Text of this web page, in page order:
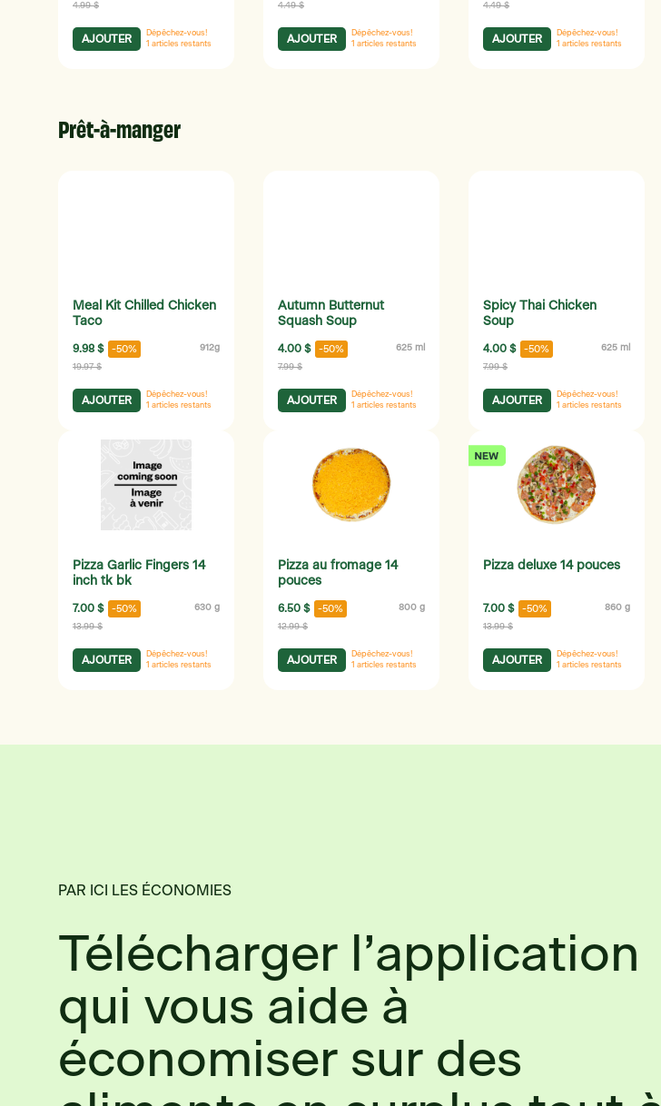
4.99 $
AJOUTER
Dépêchez-vous!
1 articles restants
4.49 $
AJOUTER
Dépêchez-vous!
1 articles restants
4.49 $
AJOUTER
Dépêchez-vous!
1 articles restants
Prêt-à-manger
Meal Kit Chilled Chicken
Taco
9.98 $ -50% 912g
19.97 $
AJOUTER
Dépêchez-vous!
1 articles restants
Autumn Butternut
Squash Soup
4.00 $ -50% 625 ml
7.99 $
AJOUTER
Dépêchez-vous!
1 articles restants
Spicy Thai Chicken
Soup
4.00 $ -50% 625 ml
7.99 $
AJOUTER
Dépêchez-vous!
1 articles restants
Pizza Garlic Fingers 14
inch tk bk
7.00 $ -50% 630 g
13.99 $
AJOUTER
Dépêchez-vous!
1 articles restants
Pizza au fromage 14
pouces
6.50 $ -50% 800 g
12.99 $
AJOUTER
Dépêchez-vous!
1 articles restants
Pizza deluxe 14 pouces
7.00 $ -50% 860 g
13.99 $
AJOUTER
Dépêchez-vous!
1 articles restants
PAR ICI LES ÉCONOMIES
Télécharger l’application
qui vous aide à
économiser sur des